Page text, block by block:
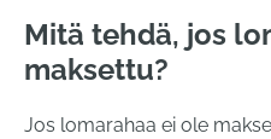
Mitä tehdä, jos
maksettu?
Jos lomarahaa ei ole